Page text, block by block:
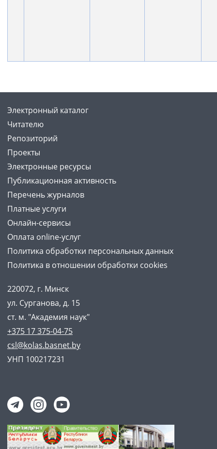
Электронный каталог
Читателю
Репозиторий
Проекты
Электронные ресурсы
Публикационная активность
Перечень журналов
Платные услуги
Онлайн-сервисы
Оплата online-услуг
Политика обработки персональных данных
Политика в отношении обработки cookies
220072, г. Минск
ул. Сурганова, д. 15
ст. м. "Академия наук"
+375 17 375-04-75
csl@kolas.basnet.by
УНП 100217231